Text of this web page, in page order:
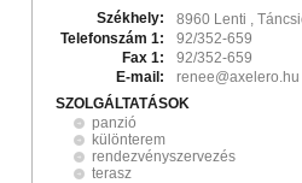
Székhely:
8960 Lenti ,
Telefonszám 1:
92/352-659
Fax 1:
92/352-659
E-mail:
renee@axelero.hu
SZOLGÁLTATÁSOK
panzió
különterem
rendezvényszervezés
terasz